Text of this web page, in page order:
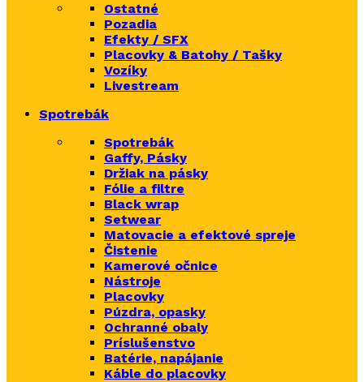
Ostatné
Pozadia
Efekty / SFX
Placovky & Batohy / Tašky
Vozíky
Livestream
Spotrebák
Spotrebák
Gaffy, Pásky
Držiak na pásky
Fólie a filtre
Black wrap
Setwear
Matovacie a efektové spreje
Čistenie
Kamerové očnice
Nástroje
Placovky
Púzdra, opasky
Ochranné obaly
Príslušenstvo
Batérie, napájanie
Káble do placovky